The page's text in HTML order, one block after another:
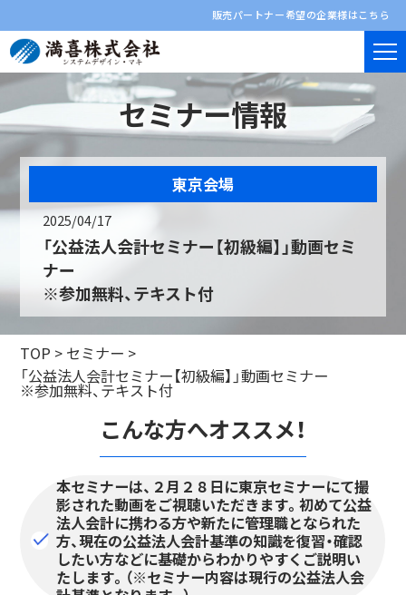
販売パートナー希望の企業様はこちら
セミナー情報
東京会場
2025/04/17
「公益法人会計セミナー【初級編】」動画セミ
ナー
※参加無料、テキスト付
TOP > セミナー >
「公益法人会計セミナー【初級編】」動画セミナー
※参加無料、テキスト付
こんな方へオススメ！
本セミナーは、２月２８日に東京セミナーにて撮
影された動画をご視聴いただきます。初めて公益
法人会計に携わる方や新たに管理職となられた
方、現在の公益法人会計基準の知識を復習・確認
したい方などに基礎からわかりやすくご説明い
たします。（※セミナー内容は現行の公益法人会